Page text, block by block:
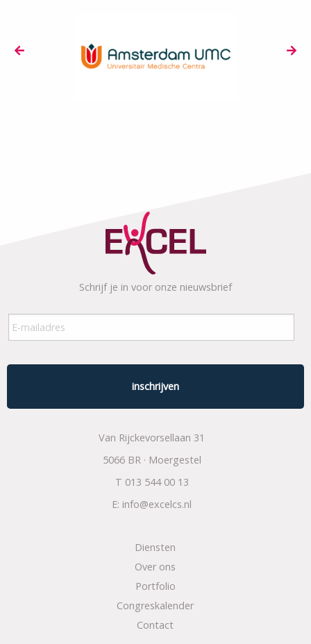
Schrijf je in voor onze nieuwsbrief
E-
mailadres
*
Van Rijckevorsellaan 31
5066 BR · Moergestel
T 013 544 00 13
E: info@excelcs.nl
Diensten
Over ons
Portfolio
Congreskalender
Contact